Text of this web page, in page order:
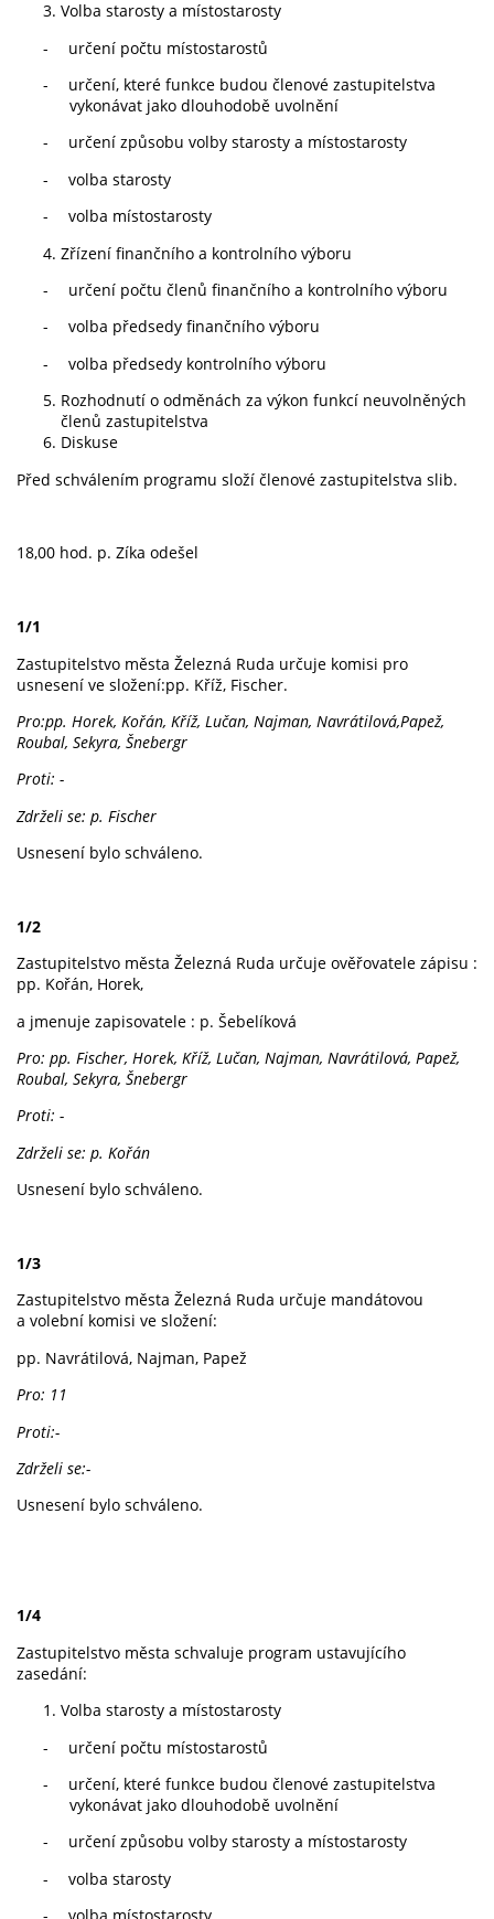
Volba starosty a místostarosty
-
určení počtu místostarostů
-
určení, které funkce budou členové zastupitelstva
vykonávat jako dlouhodobě uvolnění
-
určení způsobu volby starosty a místostarosty
-
volba starosty
-
volba místostarosty
Zřízení finančního a kontrolního výboru
-
určení počtu členů finančního a kontrolního výboru
-
volba předsedy finančního výboru
-
volba předsedy kontrolního výboru
Rozhodnutí o odměnách za výkon funkcí neuvolněných
členů zastupitelstva
Diskuse
Před schválením programu složí členové zastupitelstva slib.
18,00 hod. p. Zíka odešel
1/1
Zastupitelstvo města Železná Ruda určuje komisi pro
usnesení ve složení:pp. Kříž, Fischer.
Pro:pp. Horek, Kořán, Kříž, Lučan, Najman, Navrátilová,Papež,
Roubal, Sekyra, Šnebergr
Proti: -
Zdrželi se: p. Fischer
Usnesení bylo schváleno.
1/2
Zastupitelstvo města Železná Ruda určuje ověřovatele zápisu :
pp. Kořán, Horek,
a jmenuje zapisovatele : p. Šebelíková
Pro: pp. Fischer, Horek, Kříž, Lučan, Najman, Navrátilová, Papež,
Roubal, Sekyra, Šnebergr
Proti: -
Zdrželi se: p. Kořán
Usnesení bylo schváleno.
1/3
Zastupitelstvo města Železná Ruda určuje mandátovou
a volební komisi ve složení:
pp. Navrátilová, Najman, Papež
Pro: 11
Proti:-
Zdrželi se:-
Usnesení bylo schváleno.
1/4
Zastupitelstvo města schvaluje program ustavujícího
zasedání:
1. Volba starosty a místostarosty
-
určení počtu místostarostů
-
určení, které funkce budou členové zastupitelstva
vykonávat jako dlouhodobě uvolnění
-
určení způsobu volby starosty a místostarosty
-
volba starosty